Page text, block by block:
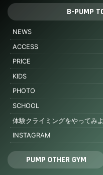
B-PUMP
NEWS
ACCESS
PRICE
KIDS
PHOTO
SCHOOL
体験クライミングをやってみ
INSTAGRAM
PUMP OTHER GYM